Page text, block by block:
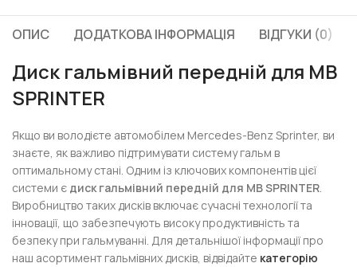
ОПИС ДОДАТКОВА ІНФОРМАЦІЯ ВІДГУКИ (0)
Диск гальмівний передній для MB
SPRINTER
Якщо ви володієте автомобілем Mercedes-Benz Sprinter, ви
знаєте, як важливо підтримувати систему гальм в
оптимальному стані. Одним із ключових компонентів цієї
системи є диск гальмівний передній для MB SPRINTER.
Виробництво таких дисків включає сучасні технології та
інновації, що забезпечують високу продуктивність та
безпеку при гальмуванні. Для детальнішої інформації про
наш асортимент гальмівних дисків, відвідайте категорію